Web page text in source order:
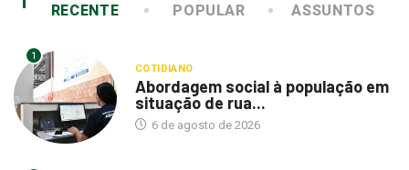
RECENTE POPULAR ASSUNTOS
1
COTIDIANO
Abordagem social à população em
situação de rua...
6 de agosto de 2026